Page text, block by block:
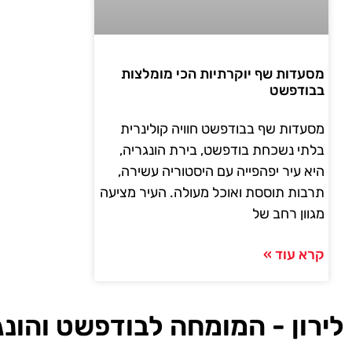
מסעדות שף יוקרתיות הכי מומלצות
בבודפשט
מסעדות שף בבודפשט חוויה קולינרית
בלתי נשכחת בודפשט, בירת הונגריה,
היא עיר יפהפייה עם היסטוריה עשירה,
תרבות תוססת ואוכל מעולה. העיר מציעה
מגוון רחב של
קרא עוד »
לירון - המומחה לבודפשט